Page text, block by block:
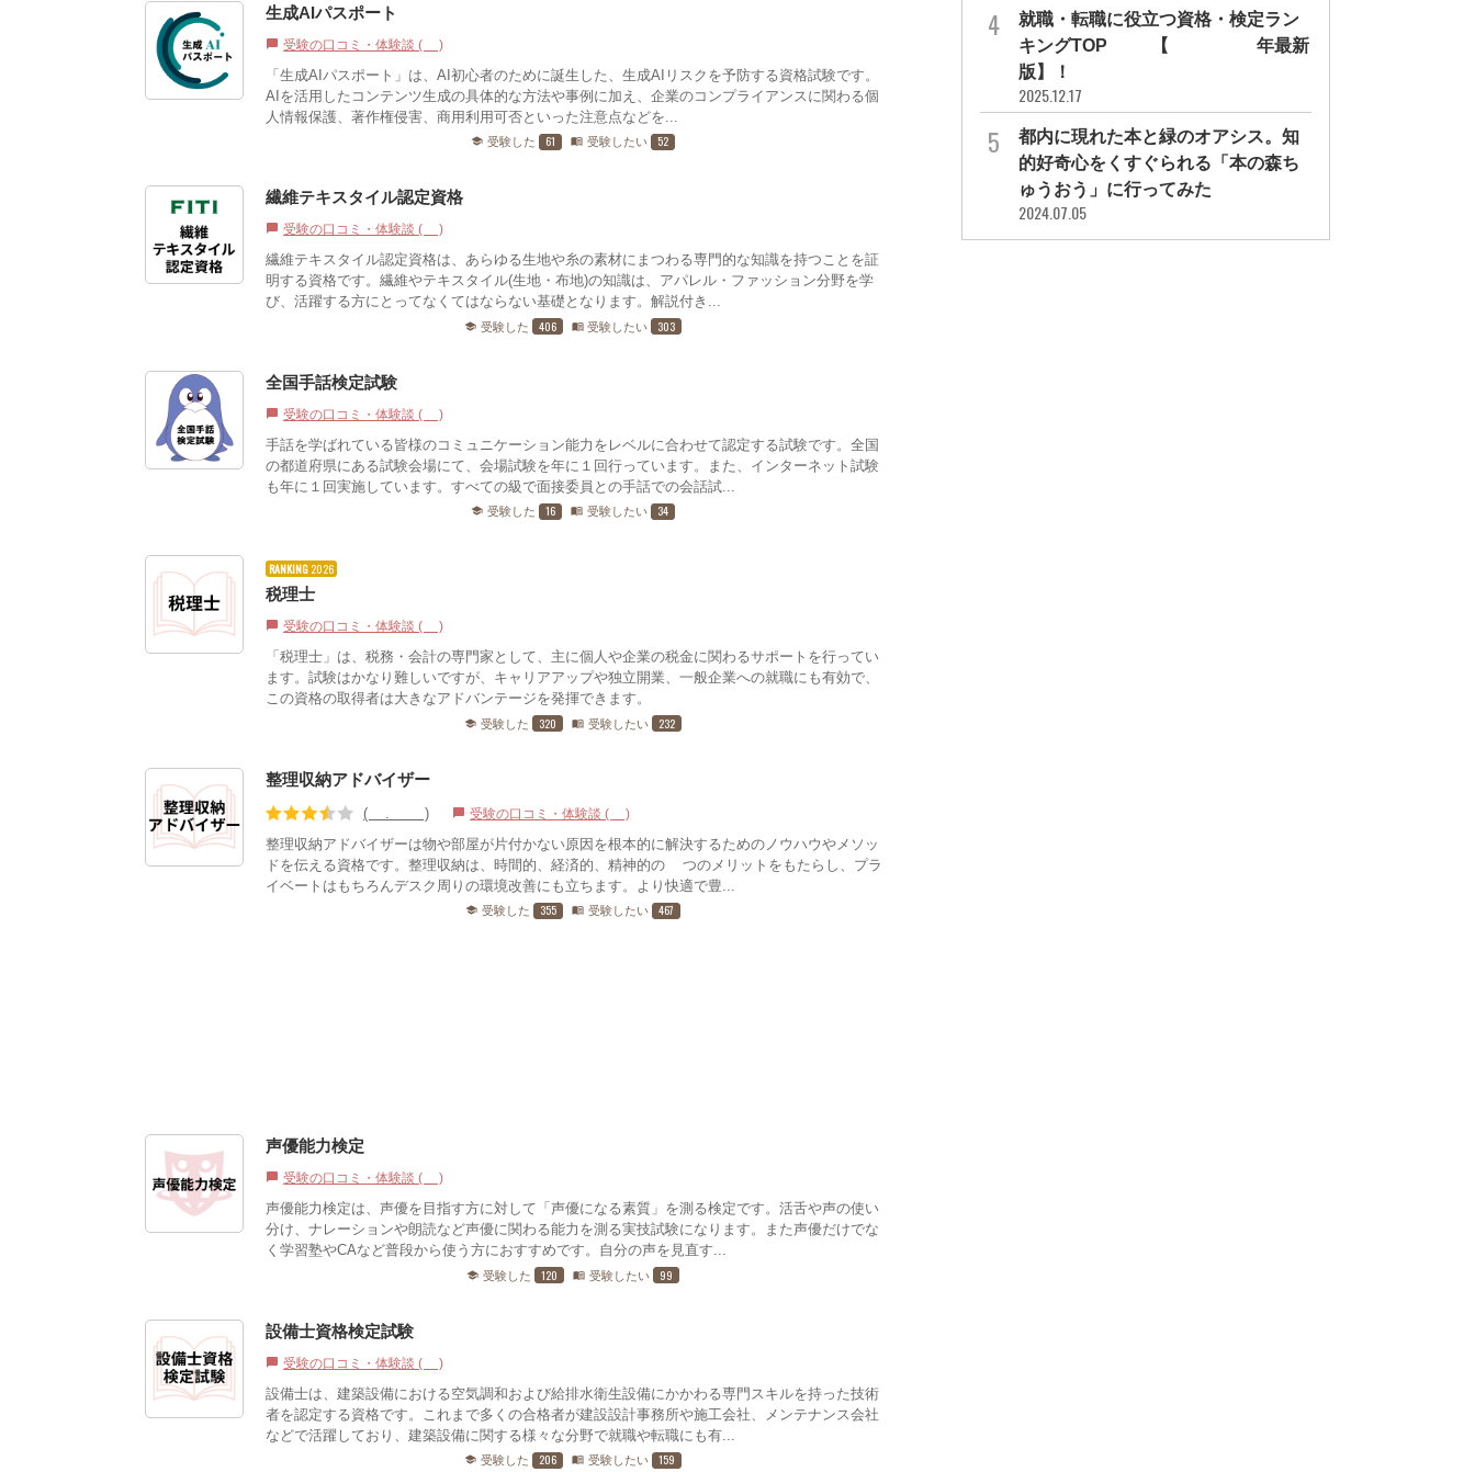
生成AIパスポート
chat_bubble 受験の口コミ・体験談 (1)
「生成AIパスポート」は、AI初心者のために誕生した、生成AIリスクを予防する資格試験です。
AIを活用したコンテンツ生成の具体的な方法や事例に加え、企業のコンプライアンスに関わる個
人情報保護、著作権侵害、商用利用可否といった注意点などを...
school 受験した 61 menu_book 受験したい 52
繊維テキスタイル認定資格
chat_bubble 受験の口コミ・体験談 (0)
繊維テキスタイル認定資格は、あらゆる生地や糸の素材にまつわる専門的な知識を持つことを証
明する資格です。繊維やテキスタイル(生地・布地)の知識は、アパレル・ファッション分野を学
び、活躍する方にとってなくてはならない基礎となります。解説付き...
school 受験した 406 menu_book 受験したい 303
全国手話検定試験
chat_bubble 受験の口コミ・体験談 (0)
手話を学ばれている皆様のコミュニケーション能力をレベルに合わせて認定する試験です。全国
の都道府県にある試験会場にて、会場試験を年に１回行っています。また、インターネット試験
も年に１回実施しています。すべての級で面接委員との手話での会話試...
school 受験した 16 menu_book 受験したい 34
RANKING2026
税理士
chat_bubble 受験の口コミ・体験談 (0)
「税理士」は、税務・会計の専門家として、主に個人や企業の税金に関わるサポートを行ってい
ます。試験はかなり難しいですが、キャリアアップや独立開業、一般企業への就職にも有効で、
この資格の取得者は大きなアドバンテージを発揮できます。
school 受験した 320 menu_book 受験したい 232
整理収納アドバイザー
(3.44) chat_bubble 受験の口コミ・体験談 (4)
整理収納アドバイザーは物や部屋が片付かない原因を根本的に解決するためのノウハウやメソッ
ドを伝える資格です。整理収納は、時間的、経済的、精神的の3つのメリットをもたらし、プラ
イベートはもちろんデスク周りの環境改善にも立ちます。より快適で豊...
school 受験した 355 menu_book 受験したい 467
声優能力検定
chat_bubble 受験の口コミ・体験談 (0)
声優能力検定は、声優を目指す方に対して「声優になる素質」を測る検定です。活舌や声の使い
分け、ナレーションや朗読など声優に関わる能力を測る実技試験になります。また声優だけでな
く学習塾やCAなど普段から使う方におすすめです。自分の声を見直す...
school 受験した 120 menu_book 受験したい 99
設備士資格検定試験
chat_bubble 受験の口コミ・体験談 (0)
設備士は、建築設備における空気調和および給排水衛生設備にかかわる専門スキルを持った技術
者を認定する資格です。これまで多くの合格者が建設設計事務所や施工会社、メンテナンス会社
などで活躍しており、建築設備に関する様々な分野で就職や転職にも有...
school 受験した 206 menu_book 受験したい 159
就職・転職に役立つ資格・検定ラン
キングTOP30【2026年最新
版】！
2025.12.17
都内に現れた本と緑のオアシス。知
的好奇心をくすぐられる「本の森ち
ゅうおう」に行ってみた
2024.07.05